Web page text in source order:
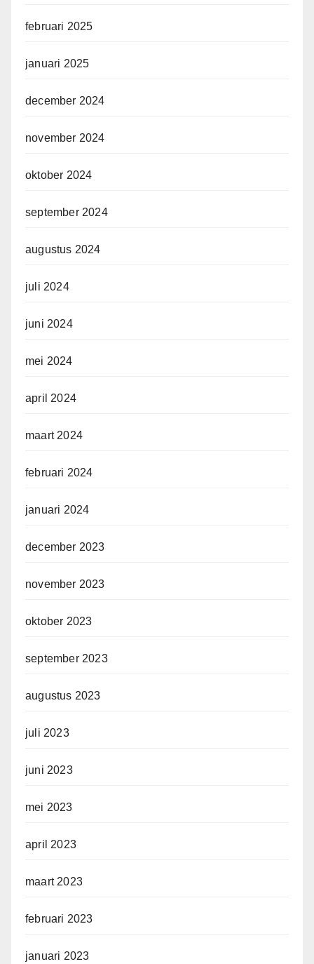
februari 2025
januari 2025
december 2024
november 2024
oktober 2024
september 2024
augustus 2024
juli 2024
juni 2024
mei 2024
april 2024
maart 2024
februari 2024
januari 2024
december 2023
november 2023
oktober 2023
september 2023
augustus 2023
juli 2023
juni 2023
mei 2023
april 2023
maart 2023
februari 2023
januari 2023